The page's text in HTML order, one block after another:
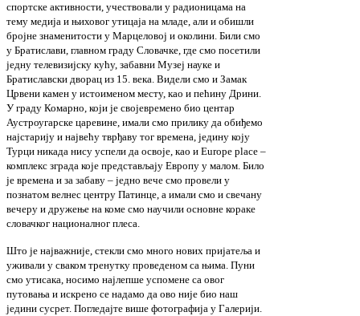
спортске активности, учествовали у радионицама на
тему медија и њиховог утицаја на младе, али и обишли
бројне знаменитости у Марцеловој и околини. Били смо
у Братислави, главном граду Словачке, где смо посетили
једну телевизијску кућу, забавни Музеј науке и
Братиславски дворац из 15. века. Видели смо и Замак
Црвени камен у истоименом месту, као и пећину Дрини.
У граду Комарно, који је својевремено био центар
Аустроугарске царевине, имали смо прилику да обиђемо
најстарију и највећу тврђаву тог времена, једину коју
Турци никада нису успели да освоје, као и Europe place –
комплекс зграда које представљају Европу у малом. Било
је времена и за забаву – једно вече смо провели у
познатом велнес центру Патинце, а имали смо и свечану
вечеру и дружење на коме смо научили основне кораке
словачког националног плеса.
Што је најважније, стекли смо много нових пријатеља и
уживали у сваком тренутку проведеном са њима. Пуни
смо утисака, носимо најлепше успомене са овог
путовања и искрено се надамо да ово није био наш
једини сусрет. Погледајте више фотографија у Галерији.